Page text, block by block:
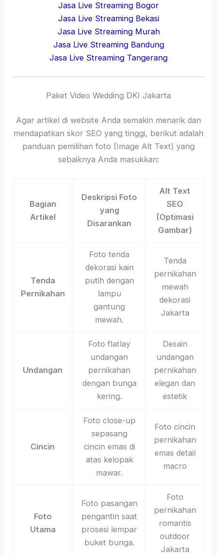
Jasa Live Streaming Bogor
Jasa Live Streaming Bekasi
Jasa Live Streaming Murah
Jasa Live Streaming Bandung
Jasa Live Streaming Tangerang
Paket Video Wedding DKI Jakarta
Agar artikel di website Anda semakin menarik dan
mendapatkan skor SEO yang tinggi, berikut adalah
panduan pemilihan foto (Image Alt Text) yang
sebaiknya Anda masukkan:
Bagian
Artikel
Deskripsi Foto
yang
Disarankan
Alt Text
SEO
(Optimasi
Gambar)
Tenda
Pernikahan
Foto tenda
dekorasi kain
putih dengan
lampu
gantung
mewah.
Tenda
pernikahan
mewah
dekorasi
Jakarta
Undangan
Foto flatlay
undangan
pernikahan
dengan bunga
kering.
Desain
undangan
pernikahan
elegan dan
estetik
Cincin
Foto close-up
sepasang
cincin emas di
atas kelopak
mawar.
Foto cincin
pernikahan
emas detail
macro
Foto
Utama
Foto pasangan
pengantin saat
prosesi lempar
buket bunga.
Foto
pernikahan
romantis
outdoor
Jakarta